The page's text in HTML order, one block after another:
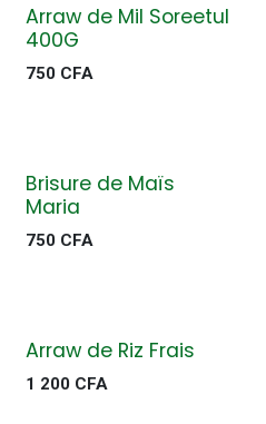
Arraw de Mil Soreetul
400G
750 CFA
Brisure de Maïs
Maria
750 CFA
Arraw de Riz Frais
1 200 CFA